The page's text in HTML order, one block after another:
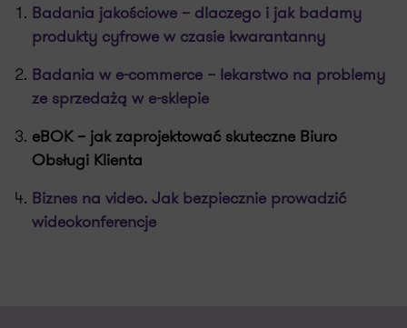
Badania jakościowe – dlaczego i jak badamy
produkty cyfrowe w czasie kwarantanny
Badania w e-commerce – lekarstwo na problemy
ze sprzedażą w e-sklepie
eBOK – jak zaprojektować skuteczne Biuro
Obsługi Klienta
Biznes na video. Jak bezpiecznie prowadzić
wideokonferencje